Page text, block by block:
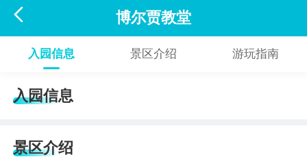
 博尔贾教堂
入园信息 景区介绍 游玩指南
入园信息
景区介绍